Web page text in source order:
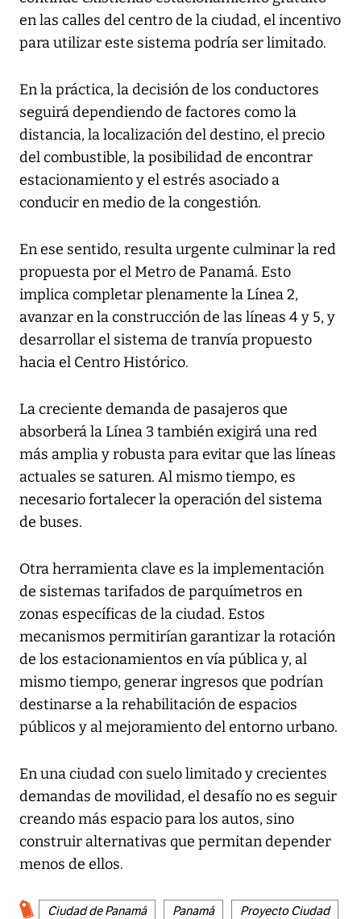
en las calles del centro de la ciudad, el incentivo
para utilizar este sistema podría ser limitado.
En la práctica, la decisión de los conductores
seguirá dependiendo de factores como la
distancia, la localización del destino, el precio
del combustible, la posibilidad de encontrar
estacionamiento y el estrés asociado a
conducir en medio de la congestión.
En ese sentido, resulta urgente culminar la red
propuesta por el Metro de Panamá. Esto
implica completar plenamente la Línea 2,
avanzar en la construcción de las líneas 4 y 5, y
desarrollar el sistema de tranvía propuesto
hacia el Centro Histórico.
La creciente demanda de pasajeros que
absorberá la Línea 3 también exigirá una red
más amplia y robusta para evitar que las líneas
actuales se saturen. Al mismo tiempo, es
necesario fortalecer la operación del sistema
de buses.
Otra herramienta clave es la implementación
de sistemas tarifados de parquímetros en
zonas específicas de la ciudad. Estos
mecanismos permitirían garantizar la rotación
de los estacionamientos en vía pública y, al
mismo tiempo, generar ingresos que podrían
destinarse a la rehabilitación de espacios
públicos y al mejoramiento del entorno urbano.
En una ciudad con suelo limitado y crecientes
demandas de movilidad, el desafío no es seguir
creando más espacio para los autos, sino
construir alternativas que permitan depender
menos de ellos.
Ciudad de Panamá Panamá Proyecto Ciudad